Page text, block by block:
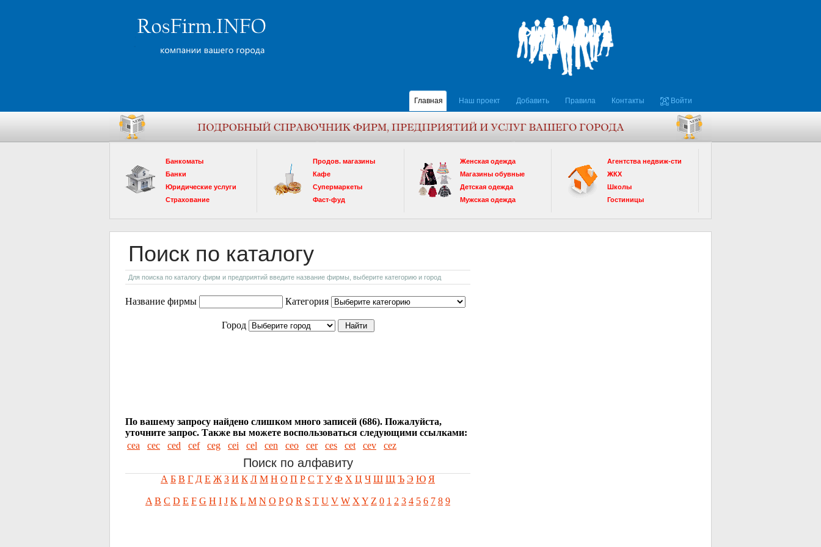
Главная Наш проект Добавить Правила Контакты Войти
Банкоматы
Банки
Юридические услуги
Страхование
Продов. магазины
Кафе
Супермаркеты
Фаст-фуд
Женская одежда
Магазины обувные
Детская одежда
Мужская одежда
Агентства недвиж-сти
ЖКХ
Школы
Гостиницы
Поиск по каталогу
Для поиска по каталогу фирм и предприятий введите название фирмы, выберите категорию и город
Название фирмы Категория
Город
По вашему запросу найдено слишком много записей (686). Пожалуйста,
уточните запрос. Также вы можете воспользоваться следующими ссылками:
cea
cec ced cef ceg cei cel cen ceo cer ces cet cev cez
Поиск по алфавиту
А Б В Г Д Е Ж З И К Л М Н О П Р С Т У Ф Х Ц Ч Ш Щ Ъ Э Ю Я
A B C D E F G H I J K L M N O P Q R S T U V W X Y Z 0 1 2 3 4 5 6 7 8 9